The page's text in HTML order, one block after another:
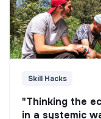
Skill Hacks
"Thinking the
in a systemic